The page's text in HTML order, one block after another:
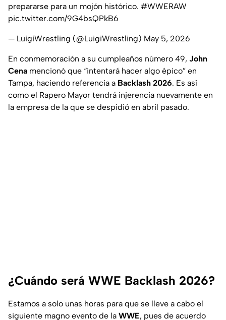
prepararse para un mojón histórico. #WWERAW
pic.twitter.com/9G4bsQPkB6
— LuigiWrestling (@LuigiWrestling) May 5, 2026
En conmemoración a su cumpleaños número 49, John
Cena mencionó que “intentará hacer algo épico” en
Tampa, haciendo referencia a Backlash 2026. Es así
como el Rapero Mayor tendrá injerencia nuevamente en
la empresa de la que se despidió en abril pasado.
¿Cuándo será WWE Backlash 2026?
Estamos a solo unas horas para que se lleve a cabo el
siguiente magno evento de la WWE, pues de acuerdo